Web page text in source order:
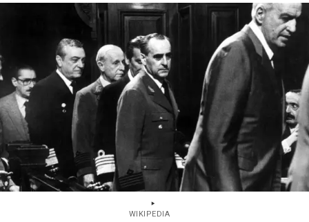
WIKIPEDIA